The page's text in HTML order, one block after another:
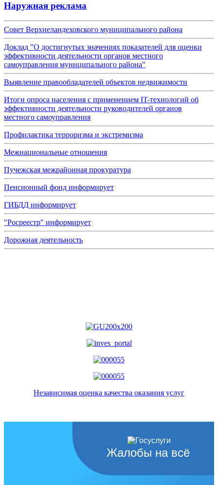
Наружная реклама
Совет Верхнеландеховского муниципального района
Доклад "О достигнутых значениях показателей для оценки
эффективности деятельности органов местного
самоуправления муниципального района"
Выявление правообладателей объектов недвижимости
Итоги опроса населения с применением IT-технологий об
эффективности деятельности руководителей органов
местного самоуправления
Профилактика терроризма и экстремизма
Межнациональные отношения
Пучежская межрайонная прокуратура
Пенсионный фонд информирует
ГИБДД информирует
"Росреестр" информирует
Дорожная деятельность
Независимая оценка качества оказания услуг
Жалобы на всё